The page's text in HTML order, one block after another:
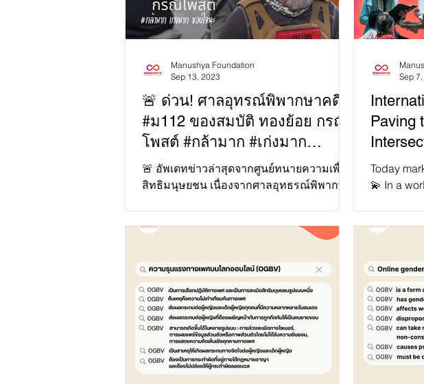
🚨 ด่วน! ศาลอุทรณ์พิพากษาคดี
#ม112 ของสมบัติ ทองย้อย กรณี
โพสต์ #กล้ามาก #เก่งมาก
#ขอบใจนะ 🚨
🚨 อัพเดทข่าวล่าสุดจากศูนย์ทนายความเพื่อ
สิทธิมนุษยชน เนื่องจากศาลอุทธรณ์พิพากษา
Manushya Foundation
Sep 13, 2023
Paving
🌏
Today
💫 In a
Sep